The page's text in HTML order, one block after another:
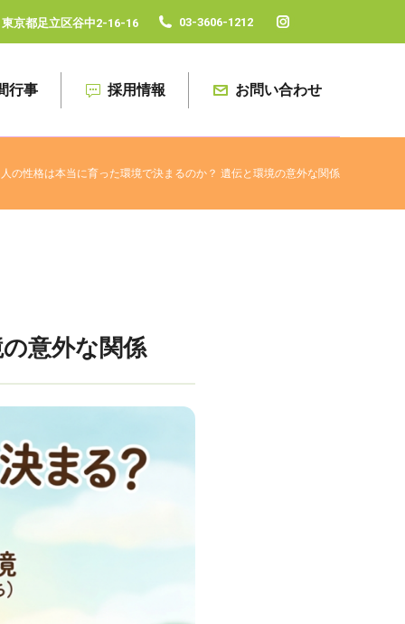
東京都足立区谷中2-16-16 03-3606-1212
Instagram
opens
in
行事 採用情報 お問い合わせ
人の性格は本当に育った環境で決まるのか？ 遺伝と環境の意外な関係
意外な関係